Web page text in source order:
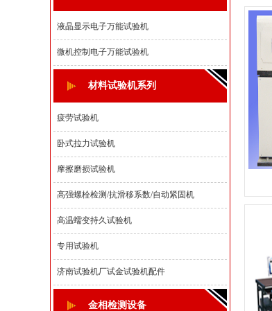
液晶显示电子万能试验机
微机控制电子万能试验机
材料试验机系列
疲劳试验机
卧式拉力试验机
摩擦磨损试验机
高强螺栓检测/抗滑移系数/自动紧固机
高温蠕变持久试验机
专用试验机
济南试验机厂试金试验机配件
金相检测设备